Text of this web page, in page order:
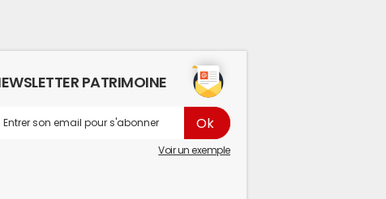
PATRIMOINE
Voir un exemple